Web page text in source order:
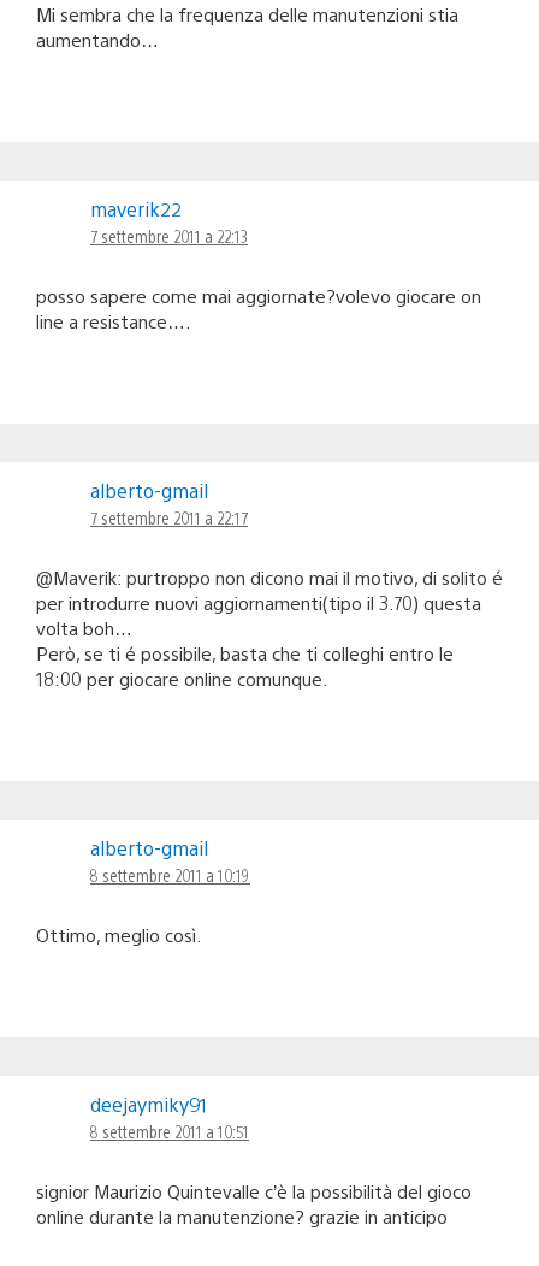
Mi sembra che la frequenza delle manutenzioni stia
aumentando…
maverik22
7 settembre 2011 a 22:13
posso sapere come mai aggiornate?volevo giocare on
line a resistance….
alberto-gmail
7 settembre 2011 a 22:17
@Maverik: purtroppo non dicono mai il motivo, di solito é
per introdurre nuovi aggiornamenti(tipo il 3.70) questa
volta boh…
Però, se ti é possibile, basta che ti colleghi entro le
18:00 per giocare online comunque.
alberto-gmail
8 settembre 2011 a 10:19
Ottimo, meglio così.
deejaymiky91
8 settembre 2011 a 10:51
signior Maurizio Quintevalle c’è la possibilità del gioco
online durante la manutenzione? grazie in anticipo